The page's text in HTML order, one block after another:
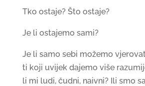
Tko ostaje? Što ostaje?
Je li ostajemo sami?
Je li samo sebi možemo
ti koji uvijek dajemo više
li mi ludi, čudni, naivni? Ili smo